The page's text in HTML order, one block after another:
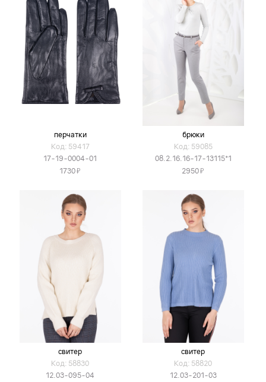
перчатки
Код: 59417
17-19-0004-01
1730Я
брюки
Код: 59085
08.2.16.16-17-13115*1
2950Я
свитер
Код: 58830
12.03-095-04
свитер
Код: 58820
12.03-201-03